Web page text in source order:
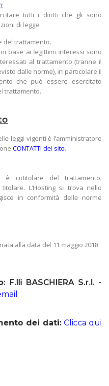
);
tutti i diritti che gli sono
di legge.
del trattamento.
base ai legittimi interessi sono
al trattamento (tranne il
dalle norme), in particolare il
che può essere esercitato
trattamento.
leggi vigenti è l’amministratore
CONTATTI del sito.
è cotitolare del trattamento,
L’Hosting si trova nello
in conformità delle norme
alla data del 11 maggio 2018
: F.lli BASCHIERA S.r.l. -
dei dati:Clicca qui